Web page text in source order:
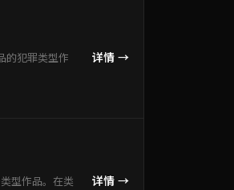
的犯罪类型作
详情 →
型作品。在类
详情 →